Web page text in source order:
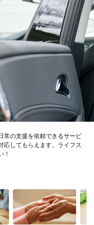
常の支援を依頼できるサービ
応してもらえます。ライフス
！